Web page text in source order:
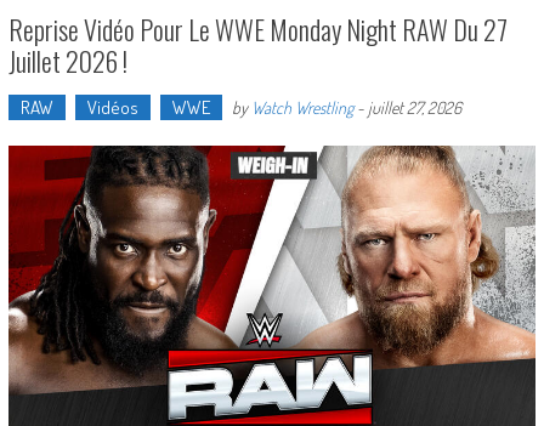
Reprise Vidéo Pour Le WWE Monday Night RAW Du 27
Juillet 2026 !
RAW Vidéos WWE by Watch Wrestling- juillet 27, 2026